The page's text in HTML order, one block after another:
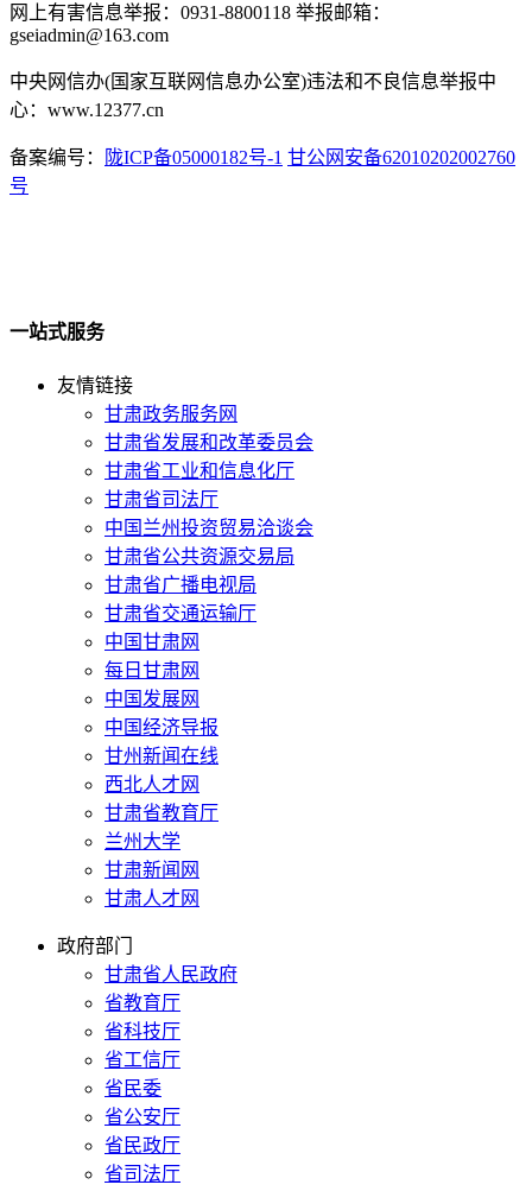
网上有害信息举报：0931-8800118 举报邮箱：
gseiadmin@163.com
中央网信办(国家互联网信息办公室)违法和不良信息举报中
心：www.12377.cn
备案编号： 陇ICP备05000182号-1 甘公网安备62010202002760
号
一站式服务
友情链接
甘肃政务服务网
甘肃省发展和改革委员会
甘肃省工业和信息化厅
甘肃省司法厅
中国兰州投资贸易洽谈会
甘肃省公共资源交易局
甘肃省广播电视局
甘肃省交通运输厅
中国甘肃网
每日甘肃网
中国发展网
中国经济导报
甘州新闻在线
西北人才网
甘肃省教育厅
兰州大学
甘肃新闻网
甘肃人才网
政府部门
甘肃省人民政府
省教育厅
省科技厅
省工信厅
省民委
省公安厅
省民政厅
省司法厅